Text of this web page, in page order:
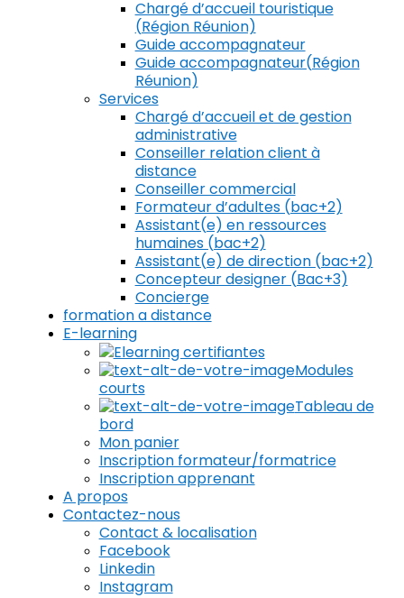
Chargé d’accueil touristique
(Région Réunion)
Guide accompagnateur
Guide accompagnateur(Région
Réunion)
Services
Chargé d’accueil et de gestion
administrative
Conseiller relation client à
distance
Conseiller commercial
Formateur d’adultes (bac+2)
Assistant(e) en ressources
humaines (bac+2)
Assistant(e) de direction (bac+2)
Concepteur designer (Bac+3)
Concierge
formation a distance
E-learning
Elearning certifiantes
Modules
courts
Tableau de
bord
Mon panier
Inscription formateur/formatrice
Inscription apprenant
A propos
Contactez-nous
Contact & localisation
Facebook
Linkedin
Instagram